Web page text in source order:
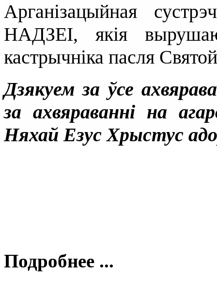
Арганізацыйная
НАДЗЕІ, якія
кастрычніка пасля
Дзякуем за ўсе
за ахвяраванні на
Няхай Езус Хрыстус
Подробнее ...